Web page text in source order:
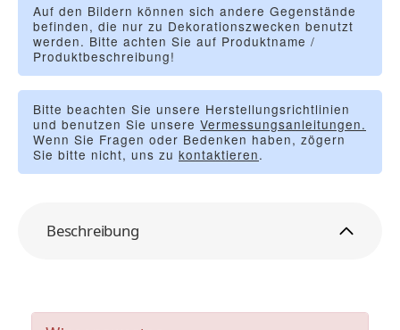
Auf den Bildern können sich andere Gegenstände
befinden, die nur zu Dekorationszwecken benutzt
werden. Bitte achten Sie auf Produktname /
Produktbeschreibung!
Bitte beachten Sie unsere Herstellungsrichtlinien
und benutzen Sie unsere Vermessungsanleitungen.
Wenn Sie Fragen oder Bedenken haben, zögern
Sie bitte nicht, uns zu kontaktieren.
Beschreibung